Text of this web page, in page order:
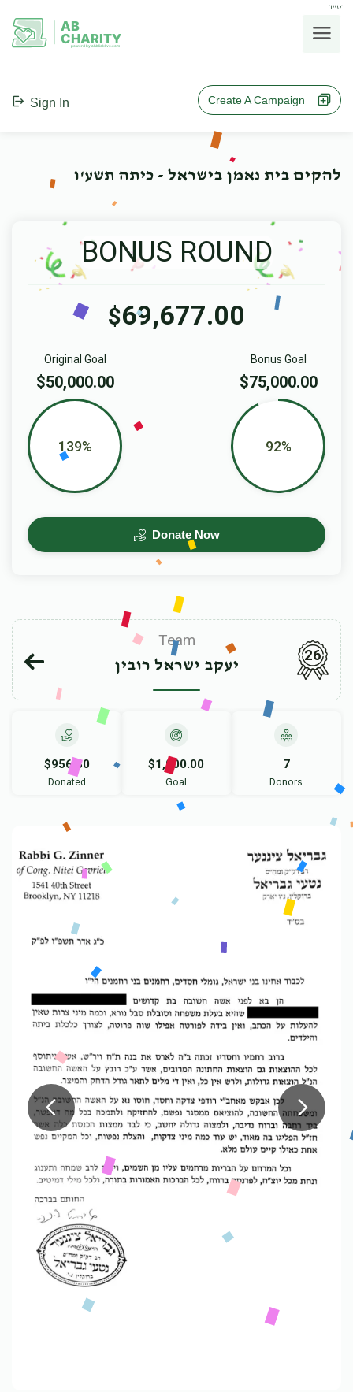
בס"ד
AB
CHARITY
powerd by ahblicklive.com
Sign In Create A Campaign
להקים בית נאמן בישראל - כיתה תשע'ו
BONUS ROUND
$69,677.00
Bonus Goal
$75,000.00
92%
Original Goal
$50,000.00
139%
Donate Now
Team
יעקב ישראל רובין
26
$956.30
Donated
$1,000.00
Goal
7
Donors